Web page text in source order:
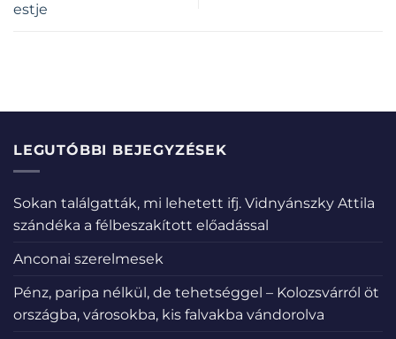
estje
LEGUTÓBBI BEJEGYZÉSEK
Sokan találgatták, mi lehetett ifj. Vidnyánszky Attila
szándéka a félbeszakított előadással
Anconai szerelmesek
Pénz, paripa nélkül, de tehetséggel – Kolozsvárról öt
országba, városokba, kis falvakba vándorolva